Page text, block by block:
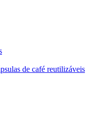
de café reutilizáveis